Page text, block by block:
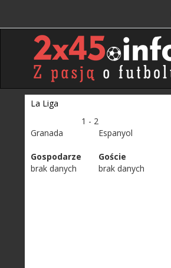
La Liga
1 - 2
Granada
Espanyol
Gospodarze
brak danych
Goście
brak danych